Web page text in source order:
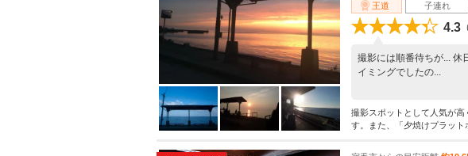
王道 子連れ
4.3 （
撮影には順番待ちが... 休
イミングでしたの...
撮影スポットとして人気が
す。また、「夕焼けプラット